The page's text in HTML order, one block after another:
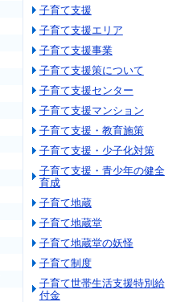
子育て支援
子育て支援エリア
子育て支援事業
子育て支援策について
子育て支援センター
子育て支援マンション
子育て支援・教育施策
子育て支援・少子化対策
子育て支援・青少年の健全
育成
子育て地蔵
子育て地蔵堂
子育て地蔵堂の妖怪
子育て制度
子育て世帯生活支援特別給
付金